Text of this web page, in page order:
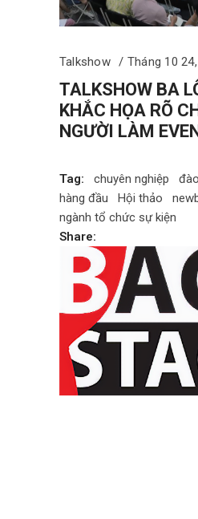
Talkshow Tháng 10
TALKSHOW BA
KHẮC HỌA RÕ
NGƯỜI LÀM
Tag: chuyên nghiệp
hàng đầu
Hội thảo
ngành tổ chức sự kiện
Share: